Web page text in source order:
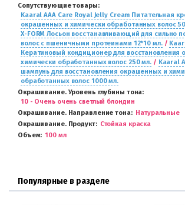
Сопутствующие товары
Kaaral AAA Care Royal Jelly Cream Питательная
окрашенных и химически обработанных волос
X-FORM Лосьон восстанавливающий для сильно
волос с пшеничными протеинами 12*10 мл./
Кератиновый кондиционер для восстановления
химически обработанных волос 250 мл./ Kaaral
шампунь для восстановления окрашенных и
обработанных волос 1000 мл.
Окрашивание. Уровень глубины тона
10 - Очень очень светлый блондин
Окрашивание. Направление тона
Натуральные
Окрашивание. Продукт
Стойкая краска
Объем
100 мл
Популярные в разделе